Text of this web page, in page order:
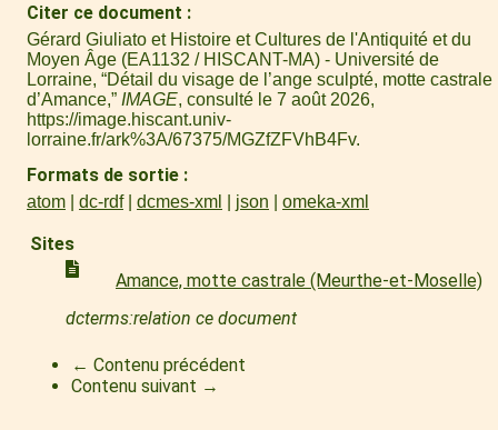
Citer ce document
Gérard Giuliato et Histoire et Cultures de l'Antiquité et du
Moyen Âge (EA1132 / HISCANT-MA) - Université de
Lorraine, “Détail du visage de l’ange sculpté, motte castrale
d’Amance,” IMAGE, consulté le 7 août 2026,
https://image.hiscant.univ-
lorraine.fr/ark%3A/67375/MGZfZFVhB4Fv.
Formats de sortie
atom dc-rdf dcmes-xml json omeka-xml
Sites
Amance, motte castrale (Meurthe-et-Moselle)
dcterms:relation ce document
← Contenu précédent
Contenu suivant →